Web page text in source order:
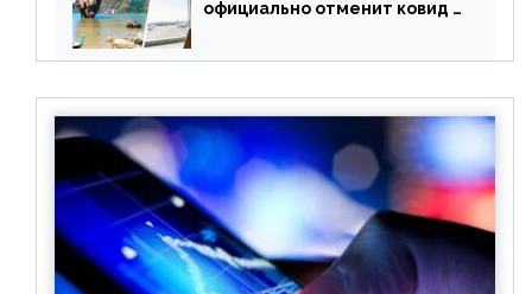
официально отменит ковид и